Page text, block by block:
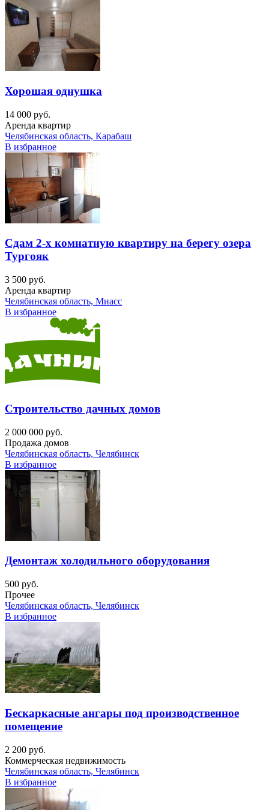
Хорошая однушка
14 000 руб.
Аренда квартир
Челябинская область, Карабаш
В избранное
Сдам 2-х комнатную квартиру на берегу озера
Тургояк
3 500 руб.
Аренда квартир
Челябинская область, Миасс
В избранное
Строительство дачных домов
2 000 000 руб.
Продажа домов
Челябинская область, Челябинск
В избранное
Демонтаж холодильного оборудования
500 руб.
Прочее
Челябинская область, Челябинск
В избранное
Бескаркасные ангары под производственное
помещение
2 200 руб.
Коммерческая недвижимость
Челябинская область, Челябинск
В избранное